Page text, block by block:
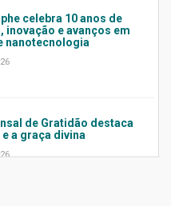
celebra 10 anos de
inovação e avanços em
nanotecnologia
de Gratidão destaca
a graça divina